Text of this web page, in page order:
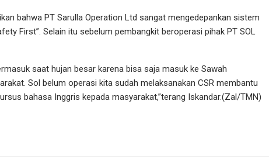
bahwa PT Sarulla Operation Ltd sangat mengedepankan sistem
First”. Selain itu sebelum pembangkit beroperasi pihak PT SOL
saat hujan besar karena bisa saja masuk ke Sawah
Sol belum operasi kita sudah melaksanakan CSR membantu
bahasa Inggris kepada masyarakat,”terang Iskandar.(Zal/TMN)